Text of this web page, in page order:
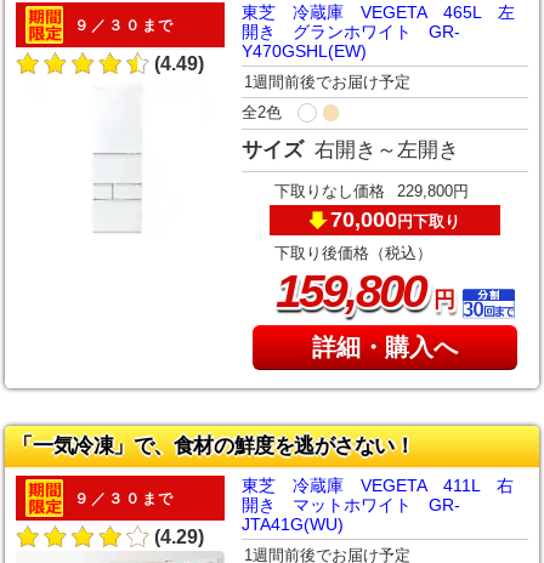
９／３０まで
(4.49)
東芝 冷蔵庫 VEGETA 465L 左
開き グランホワイト GR-
Y470GSHL(EW)
1週間前後でお届け予定
全2色
サイズ 右開き～左開き
下取りなし価格 229,800円
70,000円下取り
下取り後価格（税込）
159,800円
詳細・購入へ
「一気冷凍」で、食材の鮮度を逃がさない！
９／３０まで
(4.29)
東芝 冷蔵庫 VEGETA 411L 右
開き マットホワイト GR-
JTA41G(WU)
1週間前後でお届け予定